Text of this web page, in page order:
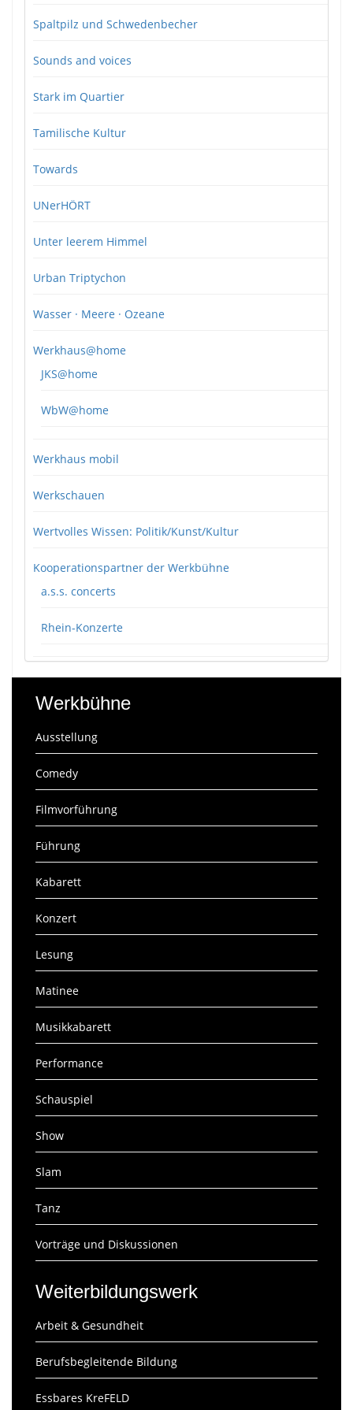
Spaltpilz und Schwedenbecher
Sounds and voices
Stark im Quartier
Tamilische Kultur
Towards
UNerHÖRT
Unter leerem Himmel
Urban Triptychon
Wasser · Meere · Ozeane
Werkhaus@home
JKS@home
WbW@home
Werkhaus mobil
Werkschauen
Wertvolles Wissen: Politik/Kunst/Kultur
Kooperationspartner der Werkbühne
a.s.s. concerts
Rhein-Konzerte
Werkbühne
Ausstellung
Comedy
Filmvorführung
Führung
Kabarett
Konzert
Lesung
Matinee
Musikkabarett
Performance
Schauspiel
Show
Slam
Tanz
Vorträge und Diskussionen
Weiterbildungswerk
Arbeit & Gesundheit
Berufsbegleitende Bildung
Essbares KreFELD